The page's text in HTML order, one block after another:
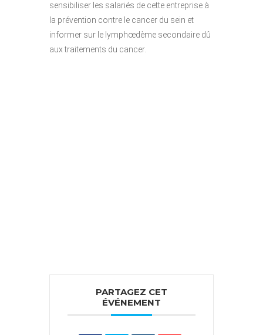
sensibiliser les salariés de cette entreprise à
la prévention contre le cancer du sein et
informer sur le lymphœdème secondaire dû
aux traitements du cancer.
PARTAGEZ CET
ÉVÉNEMENT